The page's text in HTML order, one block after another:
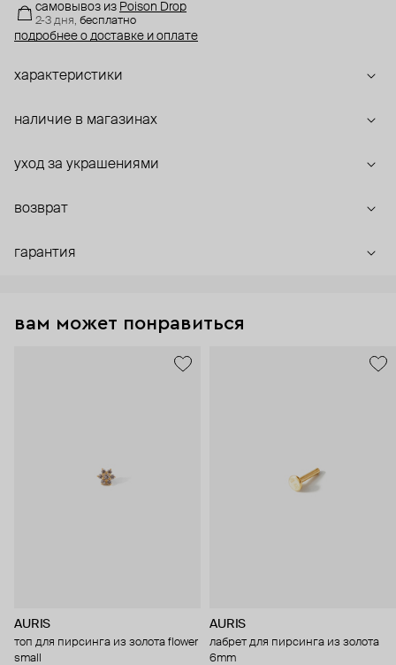
самовывоз из Poison Drop
2-3 дня, бесплатно
подробнее о доставке и оплате
характеристики
наличие в магазинах
уход за украшениями
возврат
гарантия
вам может понравиться
AURIS
топ для пирсинга из золота flower
small
AURIS
лабрет для пирсинга из золота
6mm